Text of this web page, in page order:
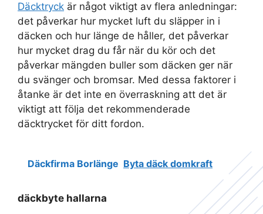
Däcktryck är något viktigt av flera anledningar:
det påverkar hur mycket luft du släpper in i
däcken och hur länge de håller, det påverkar
hur mycket drag du får när du kör och det
påverkar mängden buller som däcken ger när
du svänger och bromsar. Med dessa faktorer i
åtanke är det inte en överraskning att det är
viktigt att följa det rekommenderade
däcktrycket för ditt fordon.
Däckfirma Borlänge Byta däck domkraft
däckbyte hallarna